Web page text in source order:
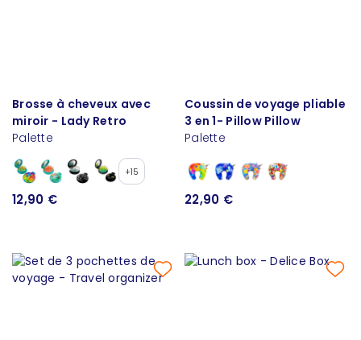
Brosse à cheveux avec
miroir - Lady Retro
Palette
+15
12,90 €
Coussin de voyage pliable
3 en 1- Pillow Pillow
Palette
22,90 €